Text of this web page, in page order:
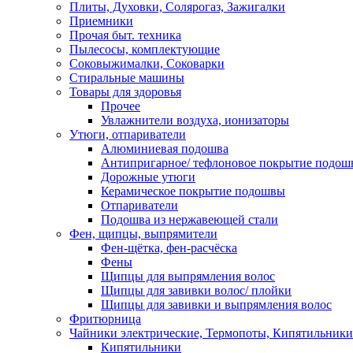
Плиты, Духовки, Солярогаз, Зажигалки
Приемники
Прочая быт. техника
Пылесосы, комплектующие
Соковыжималки, Соковарки
Стиральные машины
Товары для здоровья
Прочее
Увлажнители воздуха, ионизаторы
Утюги, отпариватели
Алюминиевая подошва
Антипригарное/ тефлоновое покрытие
Дорожные утюги
Керамическое покрытие подошвы
Отпариватели
Подошва из нержавеющей стали
Фен, щипцы, выпрямители
Фен-щётка, фен-расчёска
Фены
Щипцы для выпрямления волос
Щипцы для завивки волос/ плойки
Щипцы для завивки и выпрямления волос
Фритюрница
Чайники электрические, Термопоты, Кипятильники
Кипятильники